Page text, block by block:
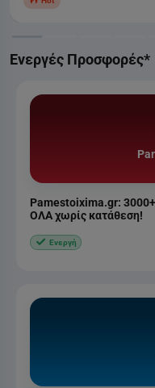
Ενεργές Προσφορές*
Pamestoixima.gr:
ΟΛΑ χωρίς κατάθεση!
Ενεργή